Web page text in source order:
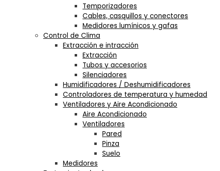
Temporizadores
Cables, casquillos y conectores
Medidores lumínicos y gafas
Control de Clima
Extracción e intracción
Extracción
Tubos y accesorios
Silenciadores
Humidificadores / Deshumidificadores
Controladores de temperatura y humedad
Ventiladores y Aire Acondicionado
Aire Acondicionado
Ventiladores
Pared
Pinza
Suelo
Medidores